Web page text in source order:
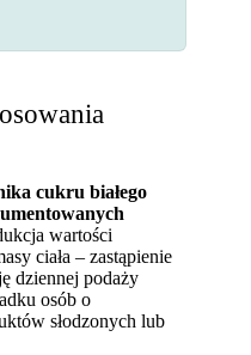
cukru białego
wartości
ciała – zastąpienie
dziennej podaży
osób o
słodzonych lub